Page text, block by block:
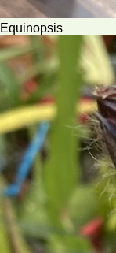
Equinopsis